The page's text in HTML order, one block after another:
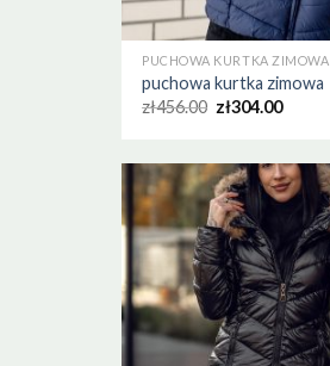
PUCHOWA KURTKA ZIMOWA
puchowa kurtka zimowa
zł456.00 zł304.00